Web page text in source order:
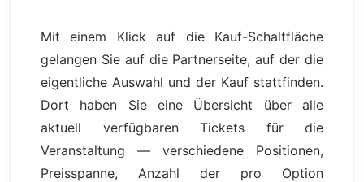
Mit einem Klick auf die Kauf-Schaltfläche
gelangen Sie auf die Partnerseite, auf der die
eigentliche Auswahl und der Kauf stattfinden.
Dort haben Sie eine Übersicht über alle
aktuell verfügbaren Tickets für die
Veranstaltung — verschiedene Positionen,
Preisspanne, Anzahl der pro Option